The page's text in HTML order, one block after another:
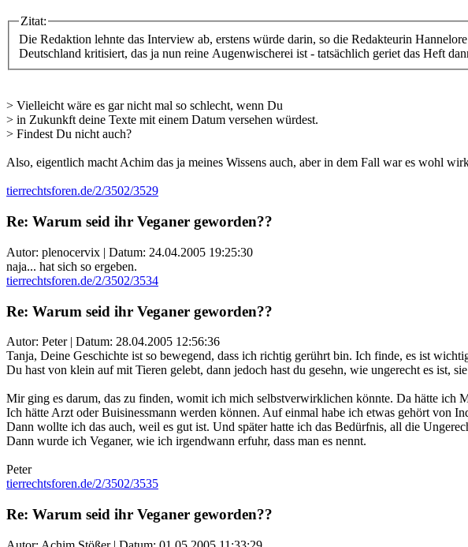
Zitat:
Die Redaktion lehnte das Interview ab, erstens würde darin, so die Redakteurin
Deutschland kritisiert, das ja nun reine Augenwischerei ist - tatsächlich geriet das Heft
> Vielleicht wäre es gar nicht mal so schlecht, wenn Du
> in Zukunkft deine Texte mit einem Datum versehen würdest.
> Findest Du nicht auch?
Also, eigentlich macht Achim das ja meines Wissens auch, aber in dem Fall war es wohl
tierrechtsforen.de/2/3502/3529
Re: Warum seid ihr Veganer geworden??
Autor: plenocervix | Datum: 24.04.2005 19:25:30
naja... hat sich so ergeben.
tierrechtsforen.de/2/3502/3534
Re: Warum seid ihr Veganer geworden??
Autor: Peter | Datum: 28.04.2005 12:56:36
Tanja, Deine Geschichte ist so bewegend, dass ich richtig gerührt bin. Ich finde, es ist
Du hast von klein auf mit Tieren gelebt, dann jedoch hast du gesehn, wie ungerecht es ist,
Mir ging es darum, das zu finden, womit ich mich selbstverwirklichen könnte. Da hätte ich
Ich hätte Arzt oder Buisinessmann werden können. Auf einmal habe ich etwas gehört von
Dann wollte ich das auch, weil es gut ist. Und später hatte ich das Bedürfnis, all die
Dann wurde ich Veganer, wie ich irgendwann erfuhr, dass man es nennt.
Peter
tierrechtsforen.de/2/3502/3535
Re: Warum seid ihr Veganer geworden??